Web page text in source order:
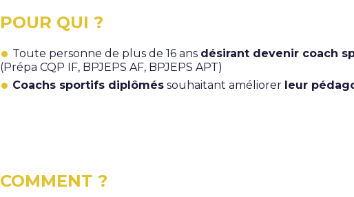
POUR QUI ?
Toute personne de plus de 16 ans désirant devenir coach
(Prépa CQP IF, BPJEPS AF, BPJEPS APT)
Coachs sportifs diplômés souhaitant améliorer leur
COMMENT ?